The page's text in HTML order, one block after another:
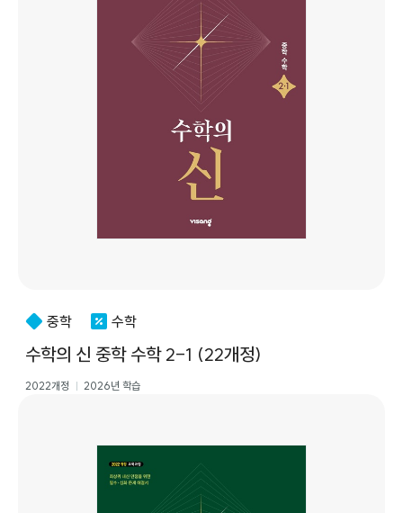
중학 수학
수학의 신 중학 수학 2-1 (22개정)
2022개정 2026년 학습